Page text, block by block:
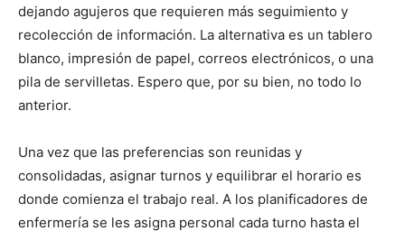
dejando agujeros que requieren más seguimiento y
recolección de información. La alternativa es un tablero
blanco, impresión de papel, correos electrónicos, o una
pila de servilletas. Espero que, por su bien, no todo lo
anterior.
Una vez que las preferencias son reunidas y
consolidadas, asignar turnos y equilibrar el horario es
donde comienza el trabajo real. A los planificadores de
enfermería se les asigna personal cada turno hasta el